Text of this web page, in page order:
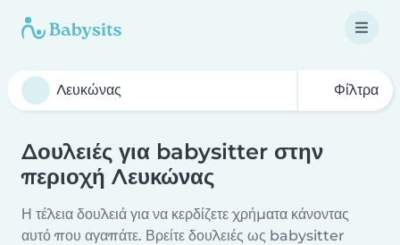
Φίλτρα
Δουλειές για babysitter στην
περιοχή Λευκώνας
Η τέλεια δουλειά για να κερδίζετε χρήματα κάνοντας
αυτό που αγαπάτε. Βρείτε δουλειές ως babysitter